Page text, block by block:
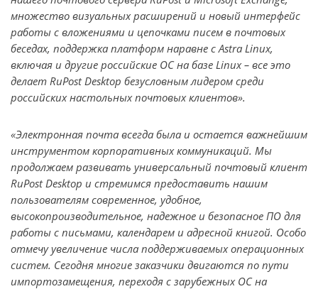
множество визуальных расширений и новый интерфейс
работы с вложениями и цепочками писем в почтовых
беседах, поддержка платформ наравне с Astra Linux,
включая и другие российские ОС на базе Linux – все это
делает RuPost Desktop безусловным лидером среди
российских настольных почтовых клиентов».
«Электронная почта всегда была и остается важнейшим
инструментом корпоративных коммуникаций. Мы
продолжаем развивать универсальный почтовый клиент
RuPost Desktop и стремимся предоставить нашим
пользователям современное, удобное,
высокопроизводительное, надежное и безопасное ПО для
работы с письмами, календарем и адресной книгой. Особо
отмечу увеличение числа поддерживаемых операционных
систем. Сегодня многие заказчики двигаются по пути
импортозамещения, переходя с зарубежных ОС на